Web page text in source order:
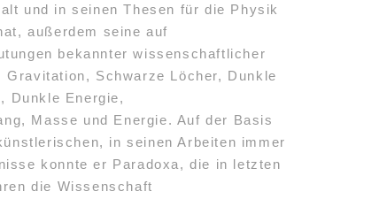
und in seinen Thesen für die Physik
außerdem seine auf
bekannter wissenschaftlicher
Schwarze Löcher, Dunkle
Dunkle Energie,
Masse und Energie. Auf der Basis
in seinen Arbeiten immer
konnte er Paradoxa, die in letzten
die Wissenschaft